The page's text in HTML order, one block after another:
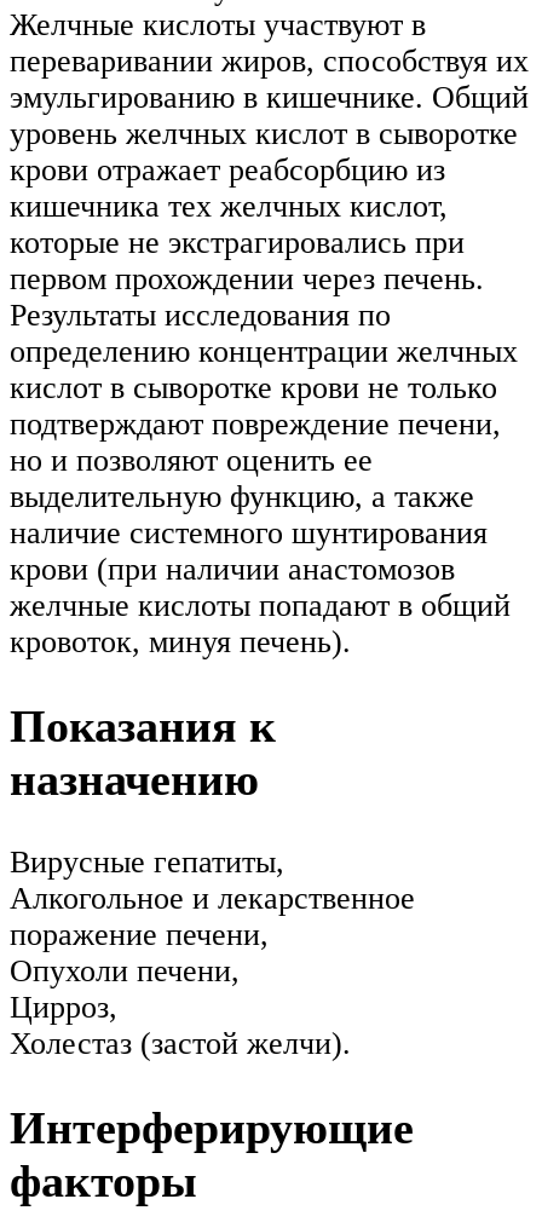
Желчные кислоты участвуют в
переваривании жиров, способствуя их
эмульгированию в кишечнике. Общий
уровень желчных кислот в сыворотке
крови отражает реабсорбцию из
кишечника тех желчных кислот,
которые не экстрагировались при
первом прохождении через печень.
Результаты исследования по
определению концентрации желчных
кислот в сыворотке крови не только
подтверждают повреждение печени,
но и позволяют оценить ее
выделительную функцию, а также
наличие системного шунтирования
крови (при наличии анастомозов
желчные кислоты попадают в общий
кровоток, минуя печень).
Показания к
назначению
Вирусные гепатиты,
Алкогольное и лекарственное
поражение печени,
Опухоли печени,
Цирроз,
Холестаз (застой желчи).
Интерферирующие
факторы